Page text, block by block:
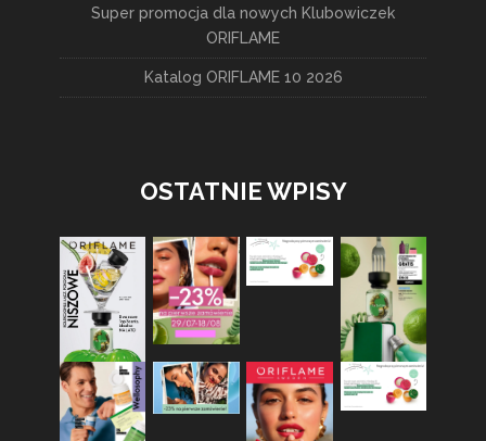
Super promocja dla nowych Klubowiczek
ORIFLAME
Katalog ORIFLAME 10 2026
OSTATNIE WPISY